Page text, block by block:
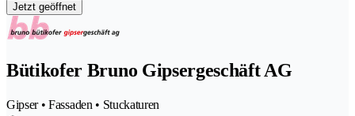
Jetzt geöffnet
Bütikofer Bruno Gipsergeschäft AG
Gipser • Fassaden • Stuckaturen